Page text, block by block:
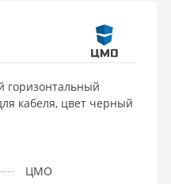
горизонтальный
кабеля, цвет черный
ЦМО